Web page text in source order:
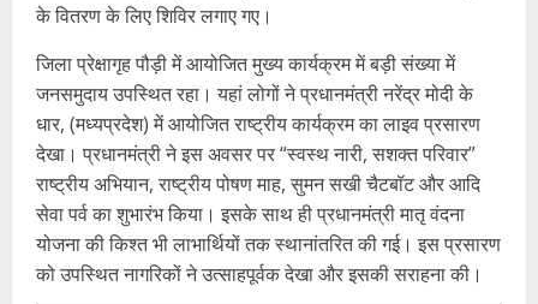
के वितरण के लिए शिविर लगाए गए।
जिला प्रेक्षागृह पौड़ी में आयोजित मुख्य कार्यक्रम में बड़ी संख्या में
जनसमुदाय उपस्थित रहा। यहां लोगों ने प्रधानमंत्री नरेंद्र मोदी के
धार, (मध्यप्रदेश) में आयोजित राष्ट्रीय कार्यक्रम का लाइव प्रसारण
देखा। प्रधानमंत्री ने इस अवसर पर “स्वस्थ नारी, सशक्त परिवार”
राष्ट्रीय अभियान, राष्ट्रीय पोषण माह, सुमन सखी चैटबॉट और आदि
सेवा पर्व का शुभारंभ किया। इसके साथ ही प्रधानमंत्री मातृ वंदना
योजना की किश्त भी लाभार्थियों तक स्थानांतरित की गई। इस प्रसारण
को उपस्थित नागरिकों ने उत्साहपूर्वक देखा और इसकी सराहना की।